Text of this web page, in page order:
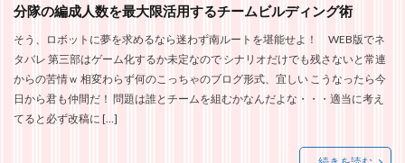
分隊の編成人数を最大限活用するチームビルディング術
そう、ロボットに夢を求めるなら迷わず南ルートを堪能せよ！ WEB版でネ
タバレ 第三部はゲーム化するか未定なので シナリオだけでも残さないと常連
からの苦情ｗ 相変わらず何のこっちゃのブログ形式、宜しい こうなったら今
日から君も仲間だ！ 問題は誰とチームを組むかなんだよな・・・適当に考え
てると必ず改稿に […]